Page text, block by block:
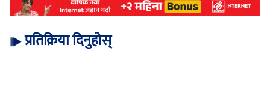
प्रतिक्रिया दिनुहोस्